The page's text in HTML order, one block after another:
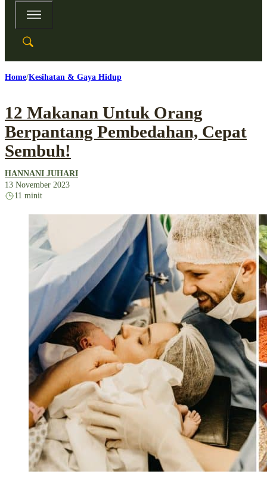
Home Kesihatan & Gaya Hidup
12 Makanan Untuk Orang
Berpantang Pembedahan, Cepat
Sembuh!
HANNANI JUHARI
13 November 2023
11 minit